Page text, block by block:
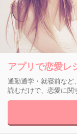
アプリで恋愛レ
通勤通学・就寝前など
読むだけで、恋愛に関